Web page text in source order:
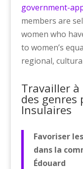
government-
members are
women who
to women’s
regional,
Travailler à
des genres
Insulaires
Favoriser
dans la
Édouard